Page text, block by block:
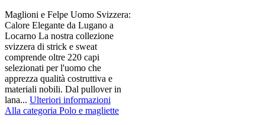
Maglioni e Felpe Uomo Svizzera:
Calore Elegante da Lugano a
Locarno La nostra collezione
svizzera di strick e sweat
comprende oltre 220 capi
selezionati per l'uomo che
apprezza qualità costruttiva e
materiali nobili. Dal pullover in
lana... Ulteriori informazioni
Alla categoria Polo e magliette